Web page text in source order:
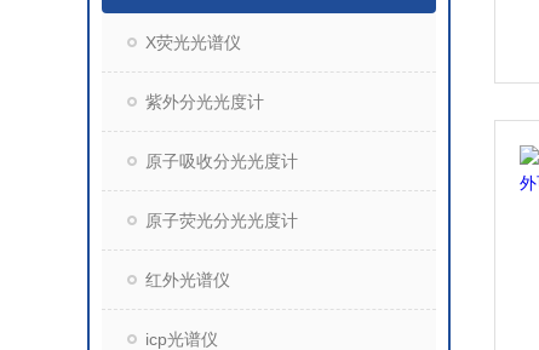
X荧光光谱仪
紫外分光光度计
原子吸收分光光度计
原子荧光分光光度计
红外光谱仪
icp光谱仪